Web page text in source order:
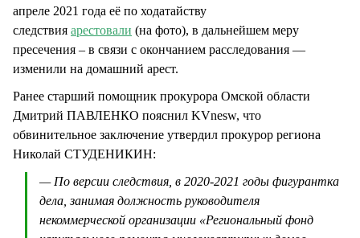
апреле 2021 года её по ходатайству
следствия арестовали (на фото), в дальнейшем меру
пресечения – в связи с окончанием расследования —
изменили на домашний арест.
Ранее старший помощник прокурора Омской области
Дмитрий ПАВЛЕНКО пояснил KVnesw, что
обвинительное заключение утвердил прокурор региона
Николай СТУДЕНИКИН:
— По версии следствия, в 2020-2021 годы фигурантка
дела, занимая должность руководителя
некоммерческой организации «Региональный фонд